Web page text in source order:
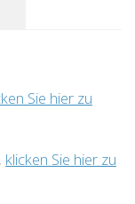
Sie hier zu
klicken Sie hier zu